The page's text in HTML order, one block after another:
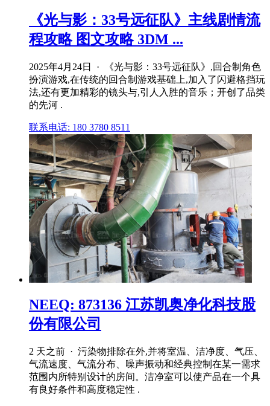
《光与影：33号远征队》主线剧情流
程攻略 图文攻略 3DM ...
2025年4月24日 · 《光与影：33号远征队》,回合制角色
扮演游戏,在传统的回合制游戏基础上,加入了闪避格挡玩
法,还有更加精彩的镜头与,引人入胜的音乐；开创了品类
的先河 .
联系电话: 180 3780 8511
NEEQ: 873136 江苏凯奥净化科技股
份有限公司
2 天之前 · 污染物排除在外,并将室温、洁净度、气压、
气流速度、气流分布、噪声振动和经典控制在某一需求
范围内所特别设计的房间。洁净室可以使产品在一个具
有良好条件和高度稳定性 .